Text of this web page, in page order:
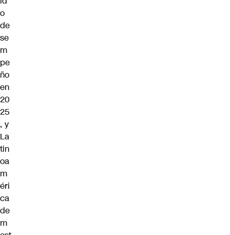
o
de
se
m
pe
ño
en
20
25
, y
La
tin
oa
m
éri
ca
de
m